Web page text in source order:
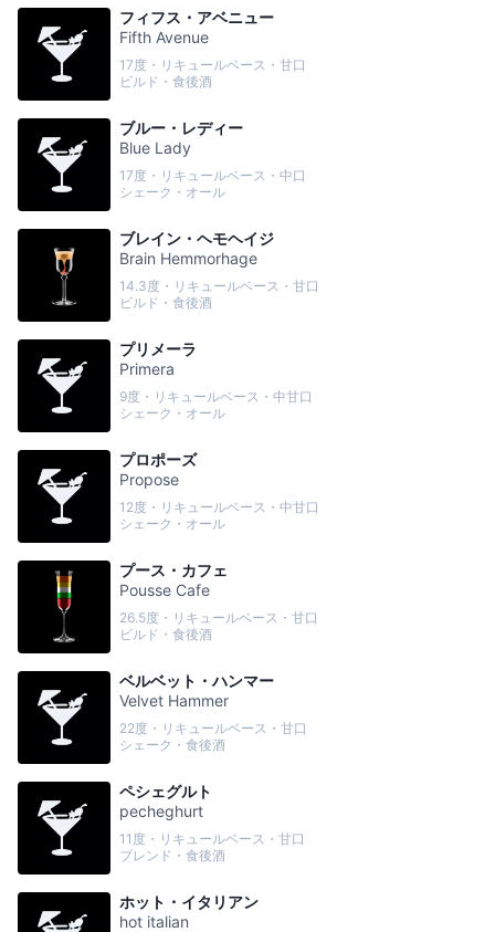
フィフス・アベニュー
Fifth Avenue
17度・リキュールベース・甘口
ビルド・食後酒
ブルー・レディー
Blue Lady
17度・リキュールベース・中口
シェーク・オール
ブレイン・ヘモヘイジ
Brain Hemmorhage
14.3度・リキュールベース・甘口
ビルド・食後酒
プリメーラ
Primera
9度・リキュールベース・中甘口
シェーク・オール
プロポーズ
Propose
12度・リキュールベース・中甘口
シェーク・オール
プース・カフェ
Pousse Cafe
26.5度・リキュールベース・甘口
ビルド・食後酒
ベルベット・ハンマー
Velvet Hammer
22度・リキュールベース・甘口
シェーク・食後酒
ペシェグルト
pecheghurt
11度・リキュールベース・甘口
ブレンド・食後酒
ホット・イタリアン
hot italian